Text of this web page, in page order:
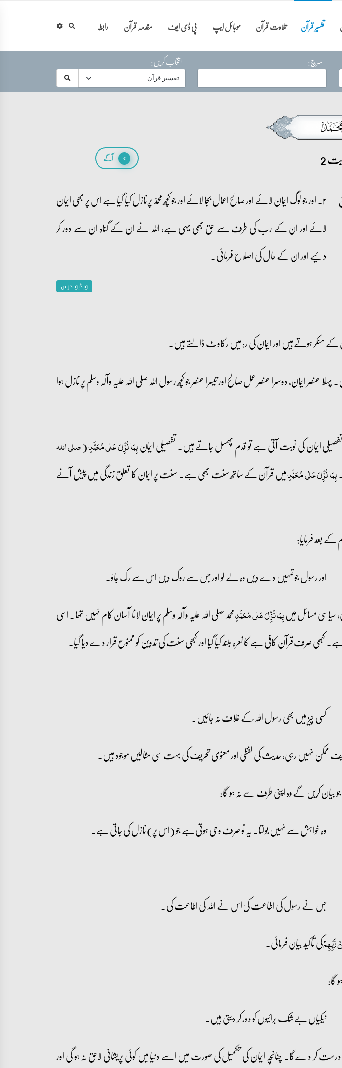
تفسیر قرآن تلاوت قرآن موبائل ایپ پی ڈی ایف مقدمہ قرآن
رابطہ
سرچ: انتخاب کریں:
2 آگے
۲۔ اور جو لوگ ایمان لائے اور صالح اعمال بجا لائے اور جو کچھ محمدؐ پر نازل کیا گیا ہے اس پر بھی ایمان
لائے اور ان کے رب کی طرف سے حق بھی یہی ہے، اللہ نے ان کے گناہ ان سے دور کر
دئیے اور ان کے حال کی اصلاح فرمائی۔
ویڈیو درس
کے منکر ہوتے ہیں اور ایمان کی رہ میں رکاوٹ ڈالتے ہیں۔
دوسرا عنصر عمل صالح اور تیسرا عنصر جو کچھ رسول اللہ صلی اللہ علیہ وآلہ وسلم پر نازل ہوا
ایمان کی نوبت آتی ہے تو قدم پھسل جاتے ہیں۔ تفصیلی ایمانبِمَا نُزِّلَ عَلٰی مُحَمَّدٍ(صلی اللہ
بِمَا نُزِّلَ عَلٰی مُحَمَّدٍمیں قرآن کے ساتھ سنت بھی ہے۔ سنت پر ایمان کا تعلق زندگی میں پیش آنے
بعد فرمایا:
اور رسول جو تمہیں دے دیں وہ لے لو اور جس سے روک دیں اس سے رک جاؤ۔
سیاسی مسائل میںبِمَا نُزِّلَ عَلٰي مُحَمَّدٍمحمد صلی اللہ علیہ وآلہ وسلم پر ایمان لانا آسان کام نہیں تھا۔ اسی
صرف قرآن کافی ہے کا نعرہ بلند کیا گیا اور کبھی سنت کی تدوین کو ممنوع قرار دے دیا گیا۔
کسی چیز میں بھی رسول اللہ ؐکے خلاف نہ جائیں۔
ممکن نہیں رہی، حدیث کی لفظی اور معنوی تحریف کی بہت سی مثالیں موجود ہیں۔
بیان کریں گے وہ اپنی طرف سے نہ ہو گا:
وہ خواہش سے نہیں بولتا۔ یہ تو صرف وحی ہوتی ہے جو (اس پر) نازل کی جاتی ہے۔
جس نے رسول کی اطاعت کی اس نے اللہ کی اطاعت کی۔
رَّبِّہِمۡکی تاکید بیان فرمائی۔
گا:
نیکیاں بے شک برائیوں کو دور کر دیتی ہیں۔
کر دے گا۔ چنانچہ ایمان کی تکمیل کی صورت میں اسے دنیا میں کوئی پریشانی لاحق نہ ہو گی اور